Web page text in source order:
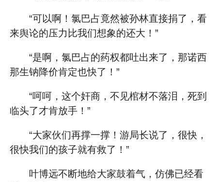
“可以啊！氯巴占竟然被孙林直接捐了，看
来舆论的压力比我们想象的还大！”
“是啊，氯巴占的药权都吐出来了，那诺西
那生钠降价肯定也快了！”
“呵呵，这个奸商，不见棺材不落泪，死到
临头了才肯放手！”
“大家伙们再撑一撑！游局长说了，很快，
很快我们的孩子就有救了！”
叶博远不断地给大家鼓着气，仿佛已经看